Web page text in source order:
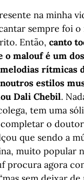
na minha
sempre foi o
Então, canto
o malouf é um
rítmicas
estilos
Dali Chebil.
tem uma
completar o
que sendo a
muito popular
procura agora